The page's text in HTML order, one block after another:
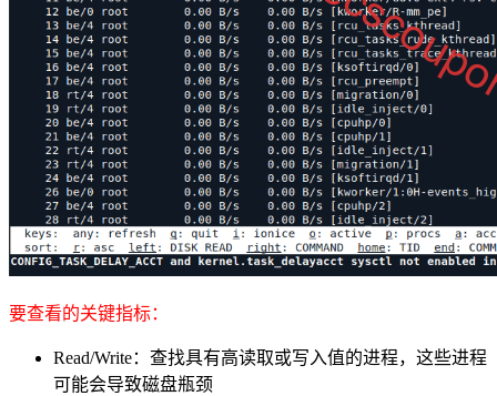
要查看的关键指标：
Read/Write：查找具有高读取或写入值的进程，这些进程
可能会导致磁盘瓶颈